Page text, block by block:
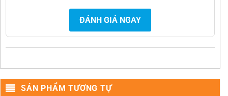
ĐÁNH GIÁ NGAY
SẢN PHẨM TƯƠNG TỰ